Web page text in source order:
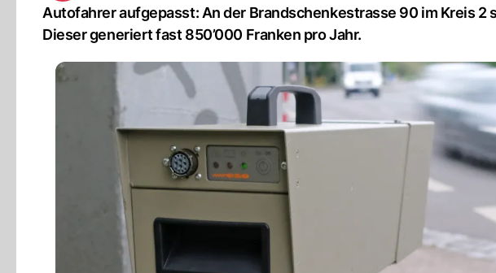
Autofahrer aufgepasst: An der Brandschenkestrasse 90 im Kreis
Dieser generiert fast 850’000 Franken pro Jahr.